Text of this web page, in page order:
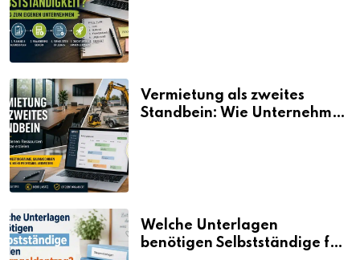
Vermietung als zweites
Standbein: Wie Unternehmen
Welche Unterlagen
benötigen Selbstständige für